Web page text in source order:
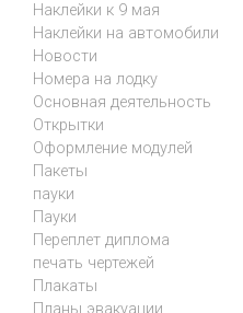
Наклейки к 9 мая
Наклейки на автомобили
Новости
Номера на лодку
Основная деятельность
Открытки
Оформление модулей
Пакеты
пауки
Пауки
Переплет диплома
печать чертежей
Плакаты